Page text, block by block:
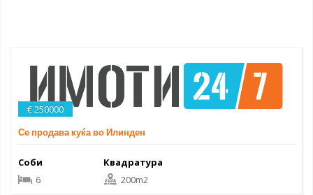
€ 250000
Се продава куќа во Илинден
Соби
6
Квадратура
200m2